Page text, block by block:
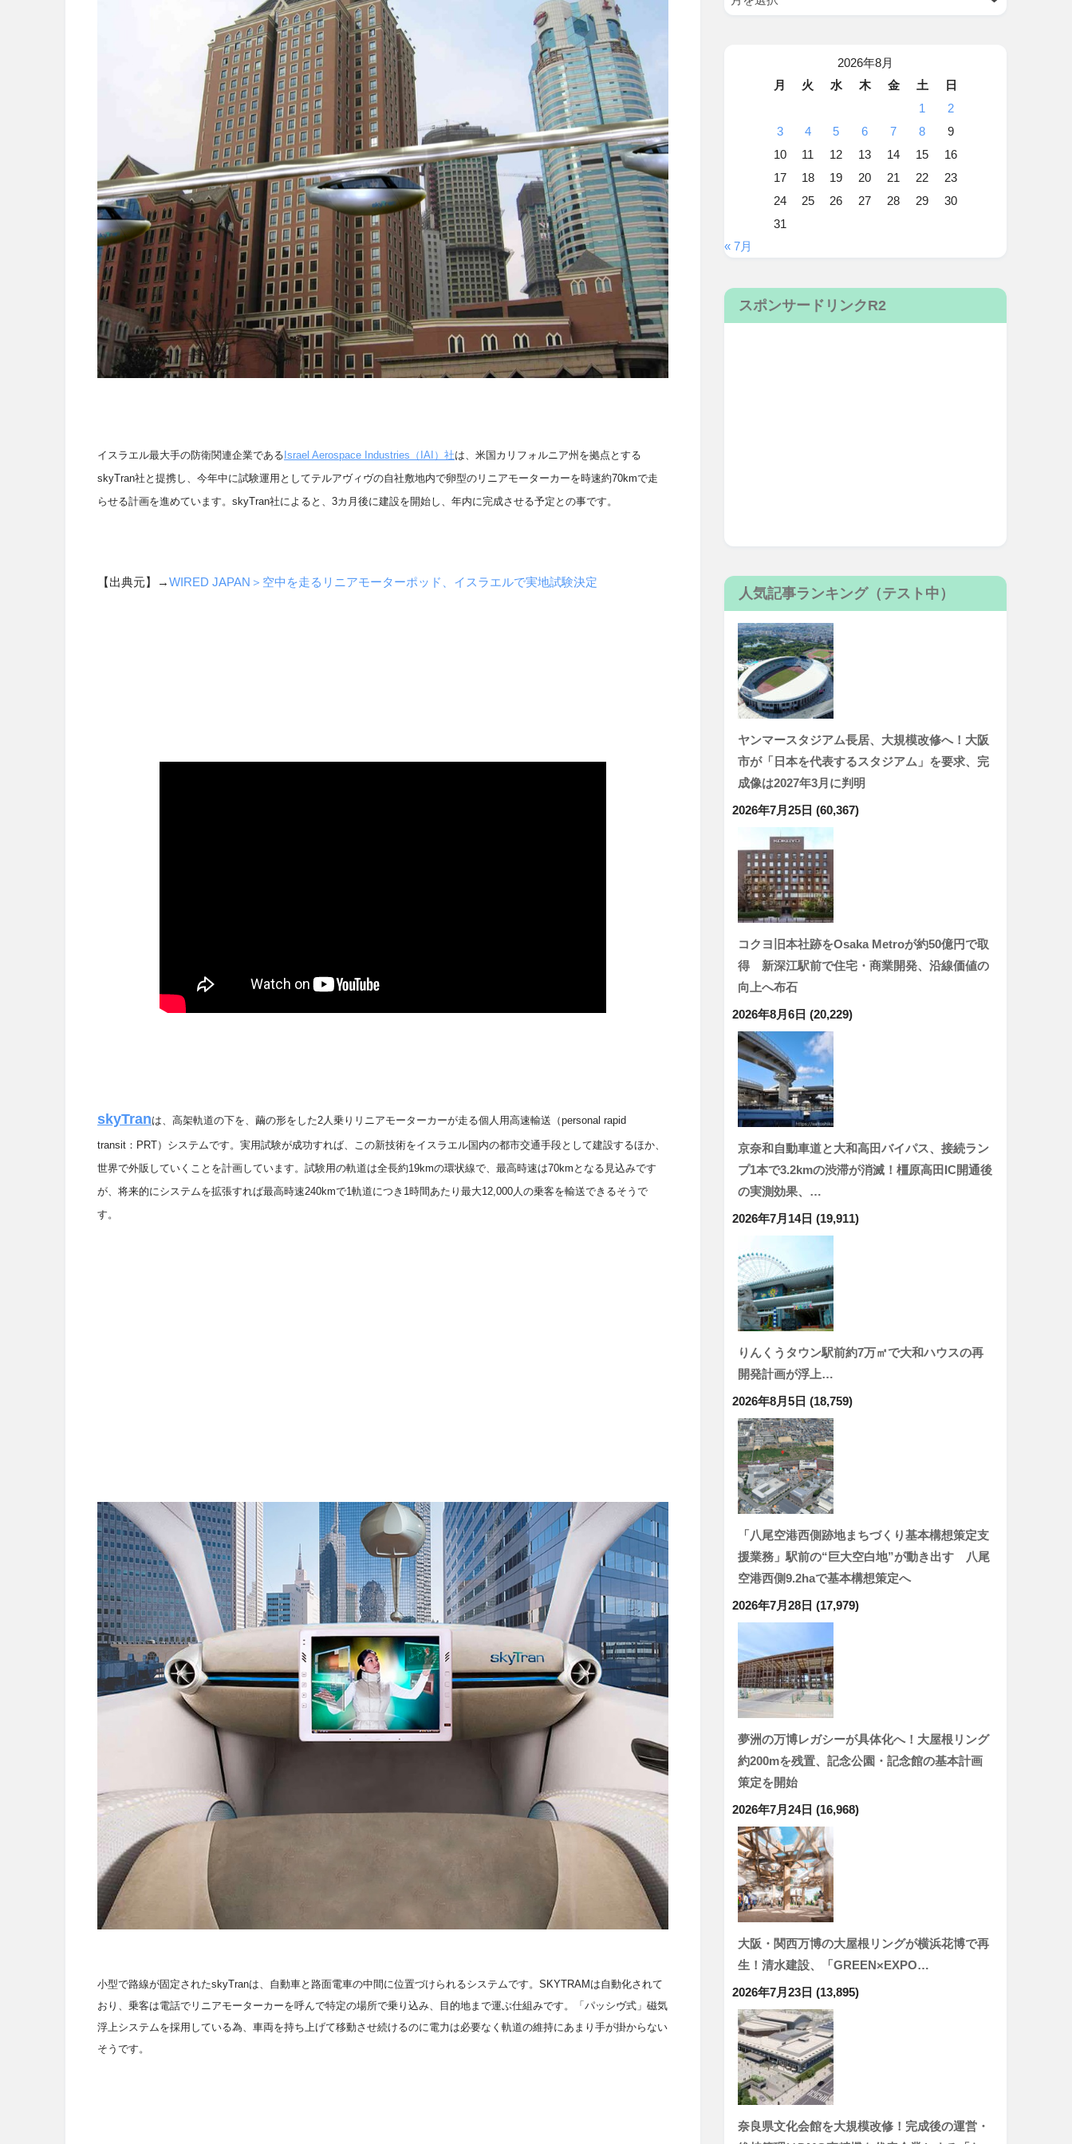
イスラエル最大手の防衛関連企業であるIsrael Aerospace Industries （ IAI ）社は、米国カリフォルニア州を拠点とする
skyTran社と提携し、今年中に試験運用としてテルアヴィヴの自社敷地内で卵型のリニアモーターカーを時速約70kmで走
らせる計画を進めています。 skyTran社によると、 3カ月後に建設を開始し、年内に完成させる予定との事です。
【出典元】→WIRED JAPAN＞空中を走るリニアモーターポッド、イスラエルで実地試験決定
skyTranは、高架軌道の下を、繭の形をした2人乗りリニアモーターカーが走る個人用高速輸送（personal rapid
transit ： PRT）システムです。実用試験が成功すれば、この新技術をイスラエル国内の都市交通手段として建設するほか、
世界で外販していくことを計画しています。試験用の軌道は全長約19kmの環状線で、最高時速は70km となる見込みです
が、将来的にシステムを拡張すれば最高時速240kmで1軌道につき 1時間あたり最大12,000人の乗客を輸送できるそうで
す。
小型で路線が固定されたskyTranは、自動車と路面電車の中間に位置づけられるシステムです。SKYTRAMは自動化されて
おり、乗客は電話でリニアモーターカーを呼んで特定の場所で乗り込み、目的地まで運ぶ仕組みです。
「パッシヴ式」磁気
浮上システムを採用している為、車両を持ち上げて移動させ続けるのに電力は必要なく軌道の維持にあまり手が掛からない
そうです。
2026年8月
月
火 水 木 金 土
日
1
2
3
4 5 6 7 8
9
10
11 12 13 14 15
16
17
18 19 20 21 22
23
24
25 26 27 28 29
30
31
« 7月
スポンサードリンクR2
人気記事ランキング（テスト中）
ヤンマースタジアム長居、大規模改修へ！大阪
市が「日本を代表するスタジアム」を要求、完
成像は2027年3月に判明
2026年7月25日 (60,367)
コクヨ旧本社跡をOsaka Metroが約50億円で取
得 新深江駅前で住宅・商業開発、沿線価値の
向上へ布石
2026年8月6日 (20,229)
京奈和自動車道と大和高田バイパス、接続ラン
プ1本で3.2kmの渋滞が消滅！橿原高田IC開通後
の実測効果、…
2026年7月14日 (19,911)
りんくうタウン駅前約7万㎡で大和ハウスの再
開発計画が浮上…
2026年8月5日 (18,759)
「八尾空港西側跡地まちづくり基本構想策定支
援業務」駅前の“巨大空白地”が動き出す 八尾
空港西側9.2haで基本構想策定へ
2026年7月28日 (17,979)
夢洲の万博レガシーが具体化へ！大屋根リング
約200mを残置、記念公園・記念館の基本計画
策定を開始
2026年7月24日 (16,968)
大阪・関西万博の大屋根リングが横浜花博で再
生！清水建設、「GREEN×EXPO…
2026年7月23日 (13,895)
奈良県文化会館を大規模改修！完成後の運営・